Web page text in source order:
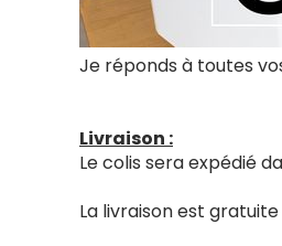
Je réponds à toutes
Livraison :
Le colis sera expédié
La livraison est